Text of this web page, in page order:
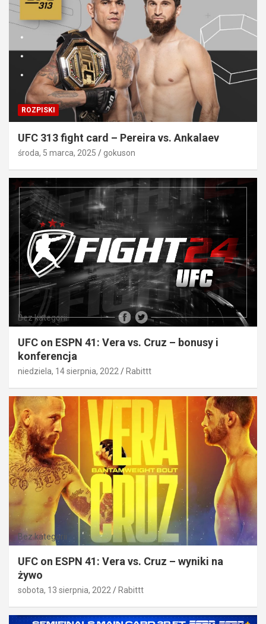
ROZPISKI
UFC 313 fight card – Pereira vs. Ankalaev
środa, 5 marca, 2025 gokuson
Bez kategorii
UFC on ESPN 41: Vera vs. Cruz – bonusy i
konferencja
niedziela, 14 sierpnia, 2022 Rabittt
Bez kategorii
UFC on ESPN 41: Vera vs. Cruz – wyniki na
żywo
sobota, 13 sierpnia, 2022 Rabittt